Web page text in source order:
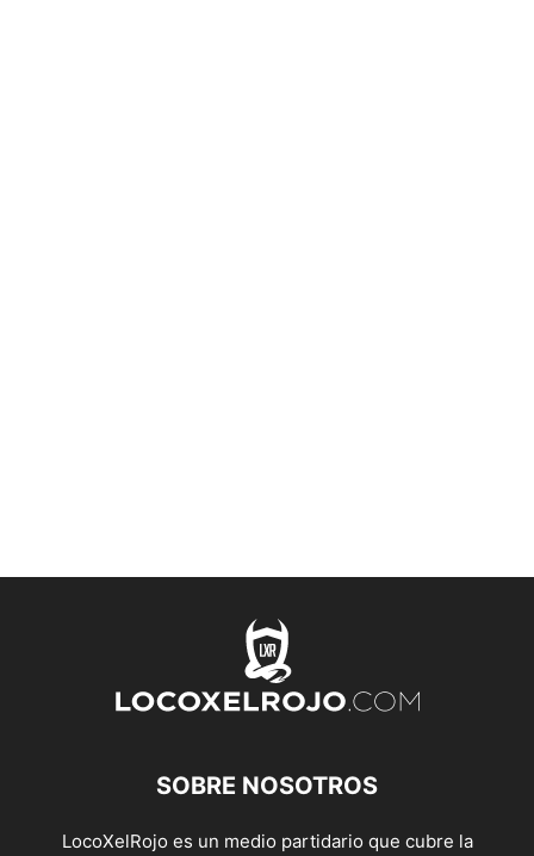
SOBRE NOSOTROS
LocoXelRojo es un medio partidario que cubre la